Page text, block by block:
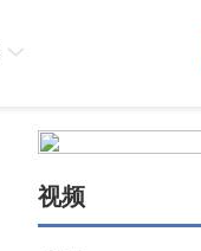
视频